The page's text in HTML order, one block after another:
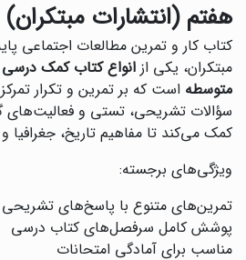
هفتم (انتشارات مبتکران)
کتاب کار و تمرین مطالعات اجتماعی
مبتکران، یکی از انواع کتاب کمک درسی
متوسطه است که بر تمرین و تکرار تمرکز
سؤالات تشریحی، تستی و فعالیت‌های
کمک می‌کند تا مفاهیم تاریخ، جغرافیا
ویژگی‌های برجسته:
تمرین‌های متنوع با پاسخ‌های تشریحی
پوشش کامل سرفصل‌های کتاب درسی
مناسب برای آمادگی امتحانات